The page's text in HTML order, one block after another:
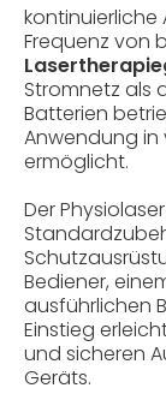
Frequenz von
Stromnetz als
Batterien
Anwendung
ermöglicht.
Der
Bediener,
ausführlichen
Einstieg
und sicheren
Geräts.